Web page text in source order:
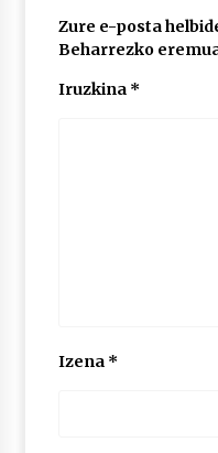
Zure e-posta
Beharrezko
Iruzkina *
Izena *